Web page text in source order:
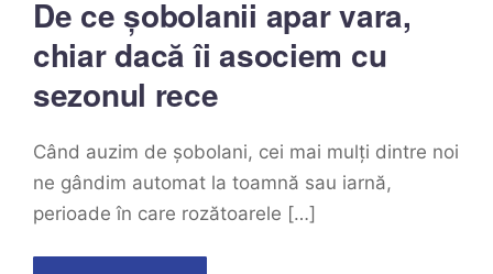
De ce șobolanii apar vara,
chiar dacă îi asociem cu
sezonul rece
Când auzim de șobolani, cei mai mulți dintre noi
ne gândim automat la toamnă sau iarnă,
perioade în care rozătoarele […]